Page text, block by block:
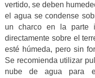
vertido, se deben
el agua se condense
un charco en la parte
directamente sobre el
esté húmeda, pero sin
Se recomienda utilizar
nube de agua para